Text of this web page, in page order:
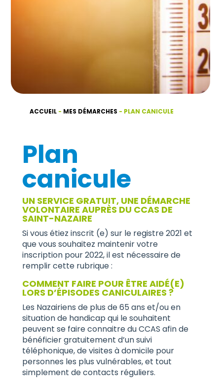
ACCUEIL- MES DÉMARCHES - PLAN CANICULE
Plan
canicule
UN SERVICE GRATUIT, UNE DÉMARCHE
VOLONTAIRE AUPRÈS DU CCAS DE
SAINT-NAZAIRE
Si vous étiez inscrit (e) sur le registre 2021 et
que vous souhaitez maintenir votre
inscription pour 2022, il est nécessaire de
remplir cette rubrique :
COMMENT FAIRE POUR ÊTRE AIDÉ(E)
LORS D’ÉPISODES CANICULAIRES ?
Les Nazairiens de plus de 65 ans et/ou en
situation de handicap qui le souhaitent
peuvent se faire connaitre du CCAS afin de
bénéficier gratuitement d’un suivi
téléphonique, de visites à domicile pour
personnes les plus vulnérables, et tout
simplement de contacts réguliers.